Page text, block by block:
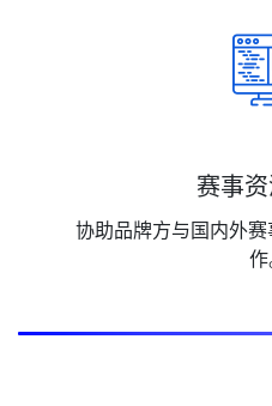
赛事
协助品牌方与国内外
作